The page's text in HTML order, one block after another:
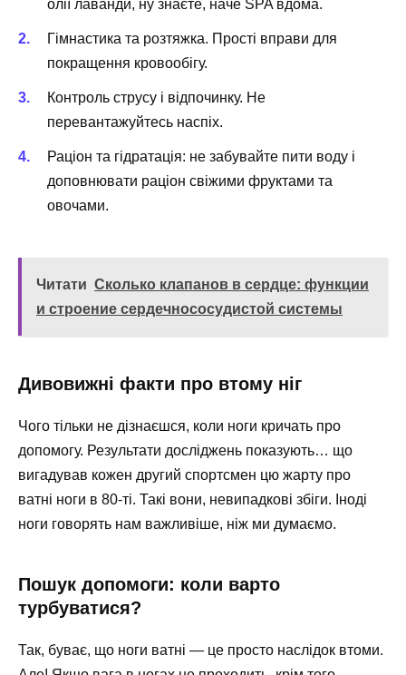
олії лаванди, ну знаєте, наче SPA вдома.
Гімнастика та розтяжка. Прості вправи для
покращення кровообігу.
Контроль струсу і відпочинку. Не
перевантажуйтесь наспіх.
Раціон та гідратація: не забувайте пити воду і
доповнювати раціон свіжими фруктами та
овочами.
Читати Сколько клапанов в сердце: функции
и строение сердечнососудистой системы
Дивовижні факти про втому ніг
Чого тільки не дізнаєшся, коли ноги кричать про
допомогу. Результати досліджень показують… що
вигадував кожен другий спортсмен цю жарту про
ватні ноги в 80-ті. Такі вони, невипадкові збіги. Іноді
ноги говорять нам важливіше, ніж ми думаємо.
Пошук допомоги: коли варто
турбуватися?
Так, буває, що ноги ватні — це просто наслідок втоми.